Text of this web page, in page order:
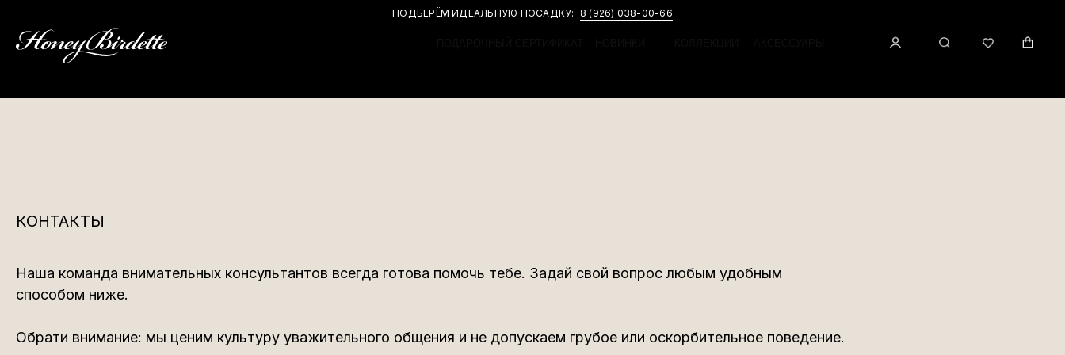
ПОДБЕРЁМ ИДЕАЛЬНУЮ ПОСАДКУ: 8 (926) 038-00-66
Наша команда внимательных консультантов всегда готова помочь тебе. Задай свой вопрос любым удобным
способом ниже.
Обрати внимание: мы ценим культуру уважительного общения и не допускаем грубое или оскорбительное поведение.
КОНТАКТЫ